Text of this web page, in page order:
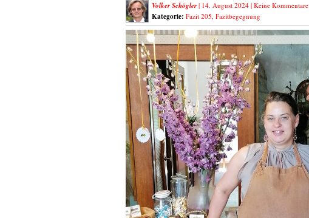
Volker Schögler| 14. August 2024 | Keine Kommentare
Kategorie: Fazit 205, Fazitbegegnung